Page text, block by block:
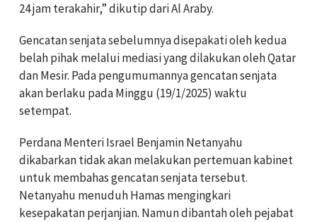
24 jam terakahir,” dikutip dari Al Araby.
Gencatan senjata sebelumnya disepakati oleh kedua
belah pihak melalui mediasi yang dilakukan oleh Qatar
dan Mesir. Pada pengumumannya gencatan senjata
akan berlaku pada Minggu (19/1/2025) waktu
setempat.
Perdana Menteri Israel Benjamin Netanyahu
dikabarkan tidak akan melakukan pertemuan kabinet
untuk membahas gencatan senjata tersebut.
Netanyahu menuduh Hamas mengingkari
kesepakatan perjanjian. Namun dibantah oleh pejabat